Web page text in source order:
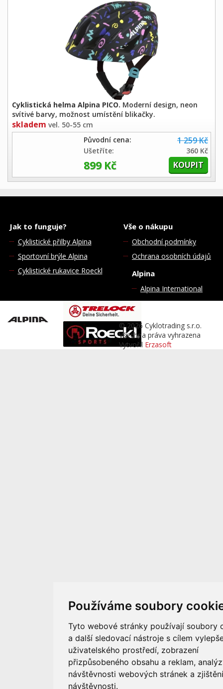
Používáme soubory
Tyto webové stránky používají soubory
a další sledovací nástroje s cílem
uživatelského prostředí, zobrazení
přizpůsobeného obsahu a reklam,
návštěvnosti webových stránek a
návštěvnosti.
Cyklistická helma Alpina PICO. Moderní design, neon
svítivé barvy, možnost umístění blikačky.
skladem vel. 50-55 cm
Původní cena:
1 259 Kč
Ušetříte: 360 Kč
899 Kč
Jak to funguje?
Cyklistické přilby Alpina
Sportovní brýle Alpina
Cyklistické rukavice Roeckl
Vše o nákupu
Obchodní podmínky
Ochrana osobních údajů
Alpina
Alpina International
© 2026 Cyklotrading s.r.o.
Všechna práva vyhrazena
Vytvořil Erzasoft